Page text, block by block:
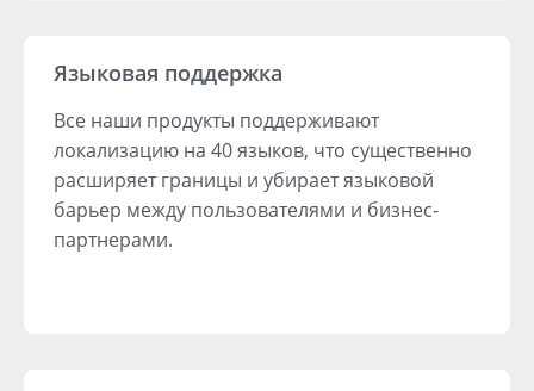
Языковая поддержка
Все наши продукты поддерживают
локализацию на 40 языков, что существенно
расширяет границы и убирает языковой
барьер между пользователями и бизнес-
партнерами.